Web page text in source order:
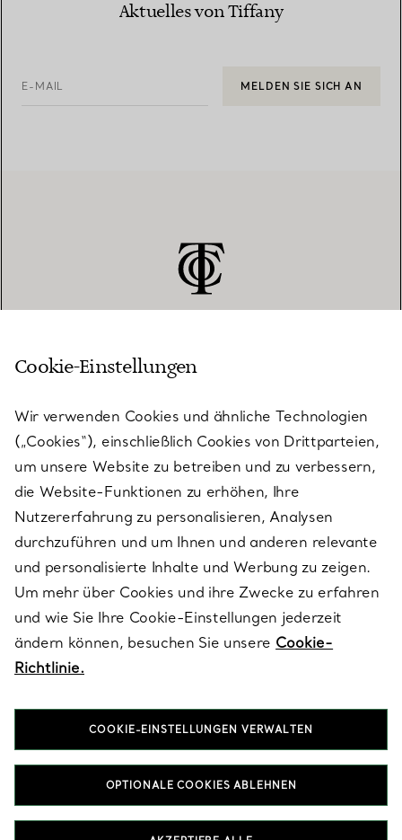
Aktuelles von Tiffany
E-MAIL MELDEN SIE SICH AN
KUNDENSERVICE
SERVICES
ÜBER TIFFANY & CO.
RECHTLICHE HINWEISE
FOLGEN SIE UNS
T&Co. 2026
Cookie-Einstellungen
Wir verwenden Cookies und ähnliche Technologien
(„Cookies“), einschließlich Cookies von Drittparteien,
um unsere Website zu betreiben und zu verbessern,
die Website-Funktionen zu erhöhen, Ihre
Nutzererfahrung zu personalisieren, Analysen
durchzuführen und um Ihnen und anderen relevante
und personalisierte Inhalte und Werbung zu zeigen.
Um mehr über Cookies und ihre Zwecke zu erfahren
und wie Sie Ihre Cookie-Einstellungen jederzeit
ändern können, besuchen Sie unsere Cookie-
Richtlinie.
COOKIE-EINSTELLUNGEN VERWALTEN
OPTIONALE COOKIES ABLEHNEN